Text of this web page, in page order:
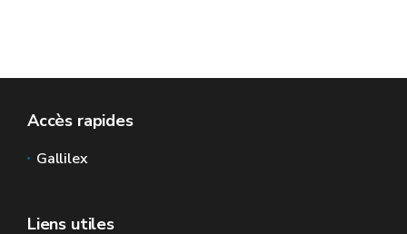
Accès rapides
Gallilex
Liens utiles